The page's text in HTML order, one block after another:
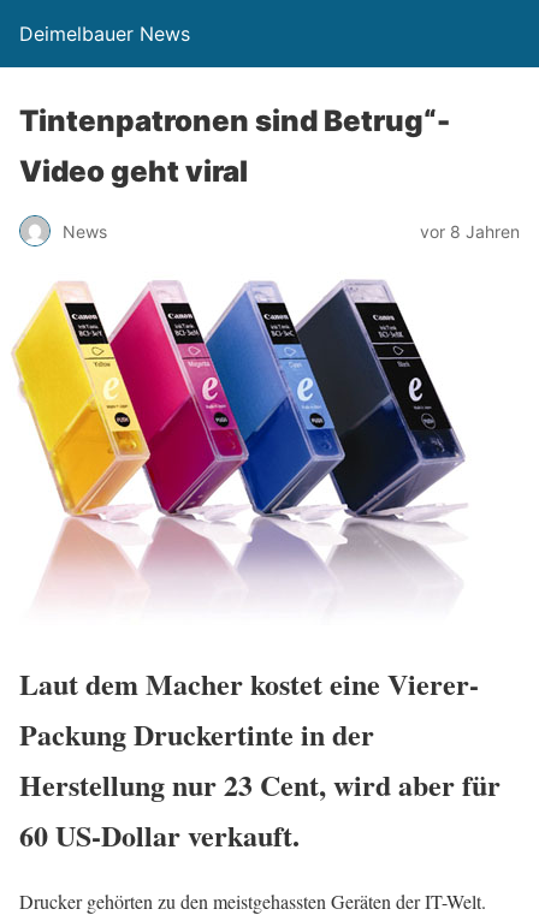
Deimelbauer News
Tintenpatronen sind Betrug“-
Video geht viral
News vor 8 Jahren
Laut dem Macher kostet eine Vierer-
Packung Druckertinte in der
Herstellung nur 23 Cent, wird aber für
60 US-Dollar verkauft.
Drucker gehörten zu den meistgehassten Geräten der IT-Welt.